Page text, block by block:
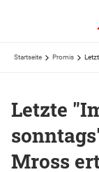
Startseite Promis
Letzte
Mross